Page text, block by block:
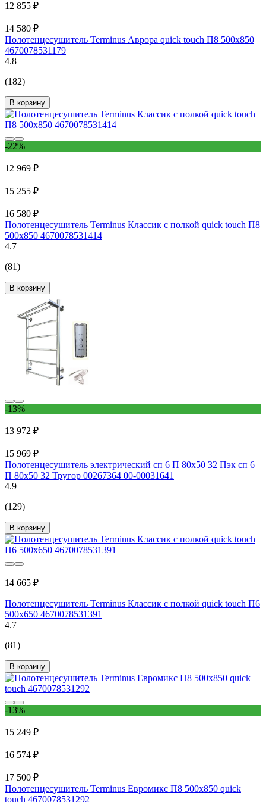
12 855 ₽
14 580 ₽
Полотенцесушитель Terminus Аврора quick touch П8 500x850
4670078531179
4.8
(182)
В корзину
-22%
12 969 ₽
15 255 ₽
16 580 ₽
Полотенцесушитель Terminus Классик с полкой quick touch П8
500x850 4670078531414
4.7
(81)
В корзину
-13%
13 972 ₽
15 969 ₽
Полотенцесушитель электрический сп 6 П 80х50 32 Пэк сп 6
П 80х50 32 Тругор 00267364 00-00031641
4.9
(129)
В корзину
14 665 ₽
Полотенцесушитель Terminus Классик с полкой quick touch П6
500x650 4670078531391
4.7
(81)
В корзину
-13%
15 249 ₽
16 574 ₽
17 500 ₽
Полотенцесушитель Terminus Евромикс П8 500x850 quick
touch 4670078531292